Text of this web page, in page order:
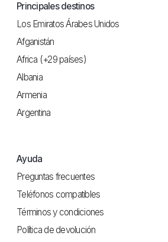
Principales destinos
Los Emiratos Árabes Unidos
Afganistán
Africa (+29 países)
Albania
Armenia
Argentina
Ayuda
Preguntas frecuentes
Teléfonos compatibles
Términos y condiciones
Política de devolución